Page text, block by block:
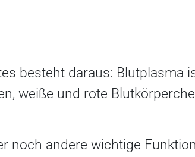
besteht daraus: Blutplasma
weiße und rote
noch andere wichtige